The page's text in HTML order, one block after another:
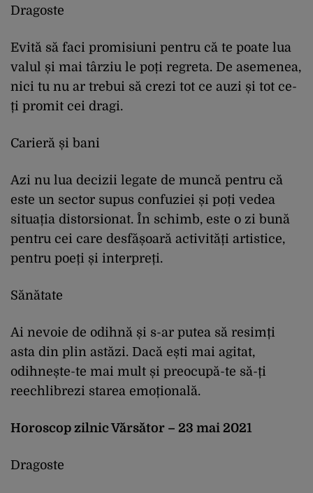
Dragoste
Evită să faci promisiuni pentru că te poate lua
valul și mai târziu le poți regreta. De asemenea,
nici tu nu ar trebui să crezi tot ce auzi și tot ce-
ți promit cei dragi.
Carieră și bani
Azi nu lua decizii legate de muncă pentru că
este un sector supus confuziei și poți vedea
situația distorsionat. În schimb, este o zi bună
pentru cei care desfășoară activități artistice,
pentru poeți și interpreți.
Sănătate
Ai nevoie de odihnă și s-ar putea să resimți
asta din plin astăzi. Dacă ești mai agitat,
odihnește-te mai mult și preocupă-te să-ți
reechlibrezi starea emoțională.
Horoscop zilnic Vărsător – 23 mai 2021
Dragoste